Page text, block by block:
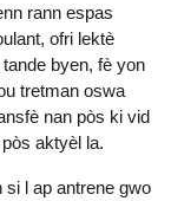
rann espas
ofri lektè
byen, fè yon
tretman oswa
nan pòs ki vid
aktyèl la.
si l ap antrene gwo